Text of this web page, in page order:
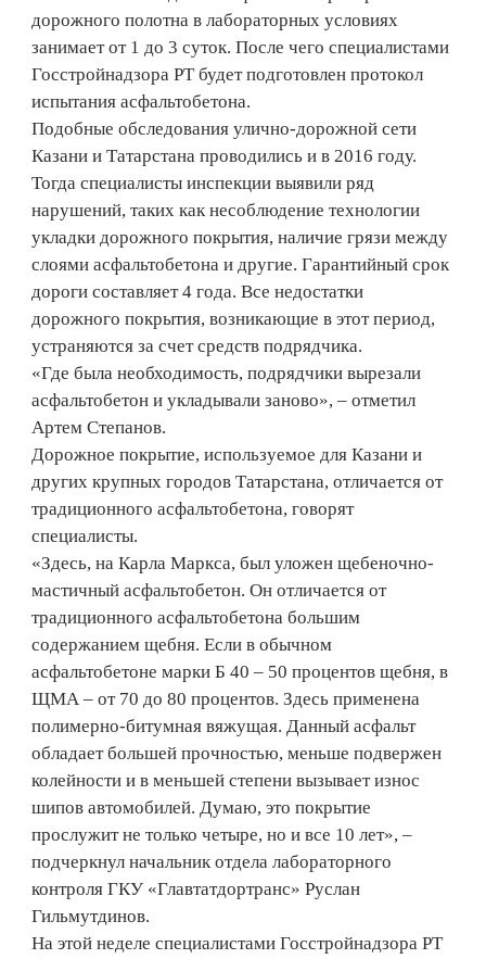
дорожного полотна в лабораторных условиях
занимает от 1 до 3 суток. После чего специалистами
Госстройнадзора РТ будет подготовлен протокол
испытания асфальтобетона.
Подобные обследования улично-дорожной сети
Казани и Татарстана проводились и в 2016 году.
Тогда специалисты инспекции выявили ряд
нарушений, таких как несоблюдение технологии
укладки дорожного покрытия, наличие грязи между
слоями асфальтобетона и другие. Гарантийный срок
дороги составляет 4 года. Все недостатки
дорожного покрытия, возникающие в этот период,
устраняются за счет средств подрядчика.
«Где была необходимость, подрядчики вырезали
асфальтобетон и укладывали заново», – отметил
Артем Степанов.
Дорожное покрытие, используемое для Казани и
других крупных городов Татарстана, отличается от
традиционного асфальтобетона, говорят
специалисты.
«Здесь, на Карла Маркса, был уложен щебеночно-
мастичный асфальтобетон. Он отличается от
традиционного асфальтобетона большим
содержанием щебня. Если в обычном
асфальтобетоне марки Б 40 – 50 процентов щебня, в
ЩМА – от 70 до 80 процентов. Здесь применена
полимерно-битумная вяжущая. Данный асфальт
обладает большей прочностью, меньше подвержен
колейности и в меньшей степени вызывает износ
шипов автомобилей. Думаю, это покрытие
прослужит не только четыре, но и все 10 лет», –
подчеркнул начальник отдела лабораторного
контроля ГКУ «Главтатдортранс» Руслан
Гильмутдинов.
На этой неделе специалистами Госстройнадзора РТ